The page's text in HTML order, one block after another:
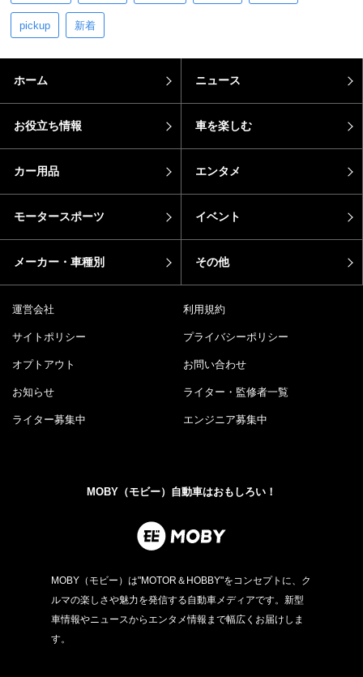
pickup 新着
ホーム ニュース
お役立ち情報 車を楽しむ
カー用品 エンタメ
モータースポーツ イベント
メーカー・車種別 その他
運営会社 利用規約
サイトポリシー プライバシーポリシー
オプトアウト お問い合わせ
お知らせ ライター・監修者一覧
ライター募集中 エンジニア募集中
MOBY（モビー）自動車はおもしろい！
MOBY（モビー）は"MOTOR＆HOBBY"をコンセプトに、ク
ルマの楽しさや魅力を発信する自動車メディアです。新型
車情報やニュースからエンタメ情報まで幅広くお届けしま
す。